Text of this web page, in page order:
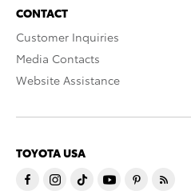
CONTACT
Customer Inquiries
Media Contacts
Website Assistance
TOYOTA USA